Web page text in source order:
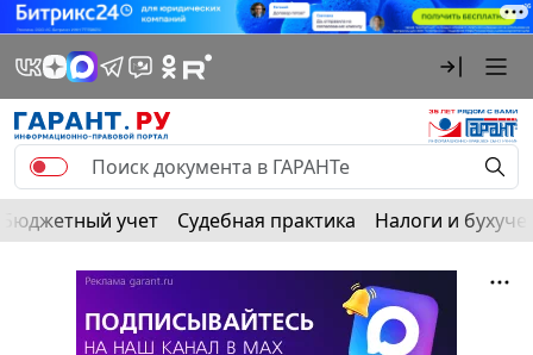
Бюджетный учет Судебная практика Налоги и